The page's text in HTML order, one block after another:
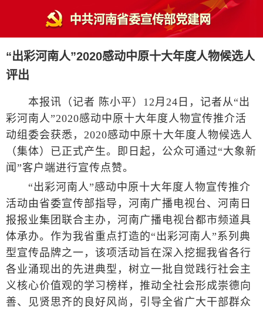
“出彩河南人”2020感动中原十大年度人物候选人
评出
本报讯（记者 陈小平）12月24日，记者从“出
彩河南人”2020感动中原十大年度人物宣传推介活
动组委会获悉，2020感动中原十大年度人物候选人
（集体）已正式产生。即日起，公众可通过“大象新
闻”客户端进行宣传点赞。
“出彩河南人”感动中原十大年度人物宣传推介
活动由省委宣传部指导，河南广播电视台、河南日
报报业集团联合主办，河南广播电视台都市频道具
体承办。作为我省重点打造的“出彩河南人”系列典
型宣传品牌之一，该项活动旨在深入挖掘我省各行
各业涌现出的先进典型，树立一批自觉践行社会主
义核心价值观的学习榜样，推动全社会形成崇德向
善、见贤思齐的良好风尚，引导全省广大干部群众